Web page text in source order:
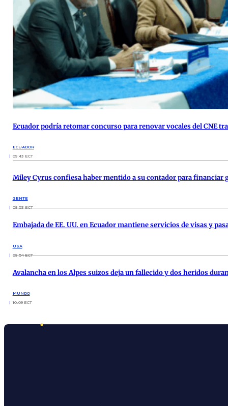
Ecuador podría retomar concurso para renovar vocales del CNE
ECUADOR
09:43 ECT
Miley Cyrus confiesa haber mentido a su contador para financiar
GENTE
08:53 ECT
Embajada de EE. UU. en Ecuador mantiene servicios de visas y
USA
09:54 ECT
Avalancha en los Alpes suizos deja un fallecido y dos heridos
MUNDO
10:09 ECT